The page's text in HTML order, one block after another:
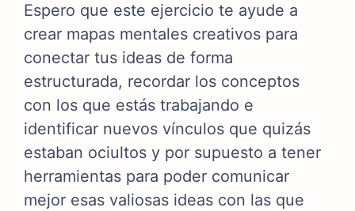
Espero que este ejercicio te ayude a
crear mapas mentales creativos para
conectar tus ideas de forma
estructurada, recordar los conceptos
con los que estás trabajando e
identificar nuevos vínculos que quizás
estaban ociultos y por supuesto a tener
herramientas para poder comunicar
mejor esas valiosas ideas con las que